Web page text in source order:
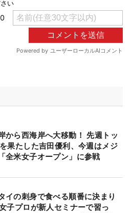
から西海岸へ大移動！ 先週トッ
果たした吉田優利、今週はメジ
全米女子オープン」に参戦
イの刺身で食べる順番に決まり
子プロが新人セミナーで習っ